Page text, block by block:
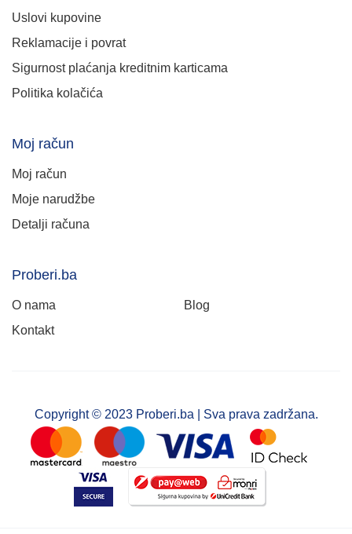
Uslovi kupovine
Reklamacije i povrat
Sigurnost plaćanja kreditnim karticama
Politika kolačića
Moj račun
Moj račun
Moje narudžbe
Detalji računa
Proberi.ba
O nama
Blog
Kontakt
Copyright © 2023 Proberi.ba | Sva prava zadržana.